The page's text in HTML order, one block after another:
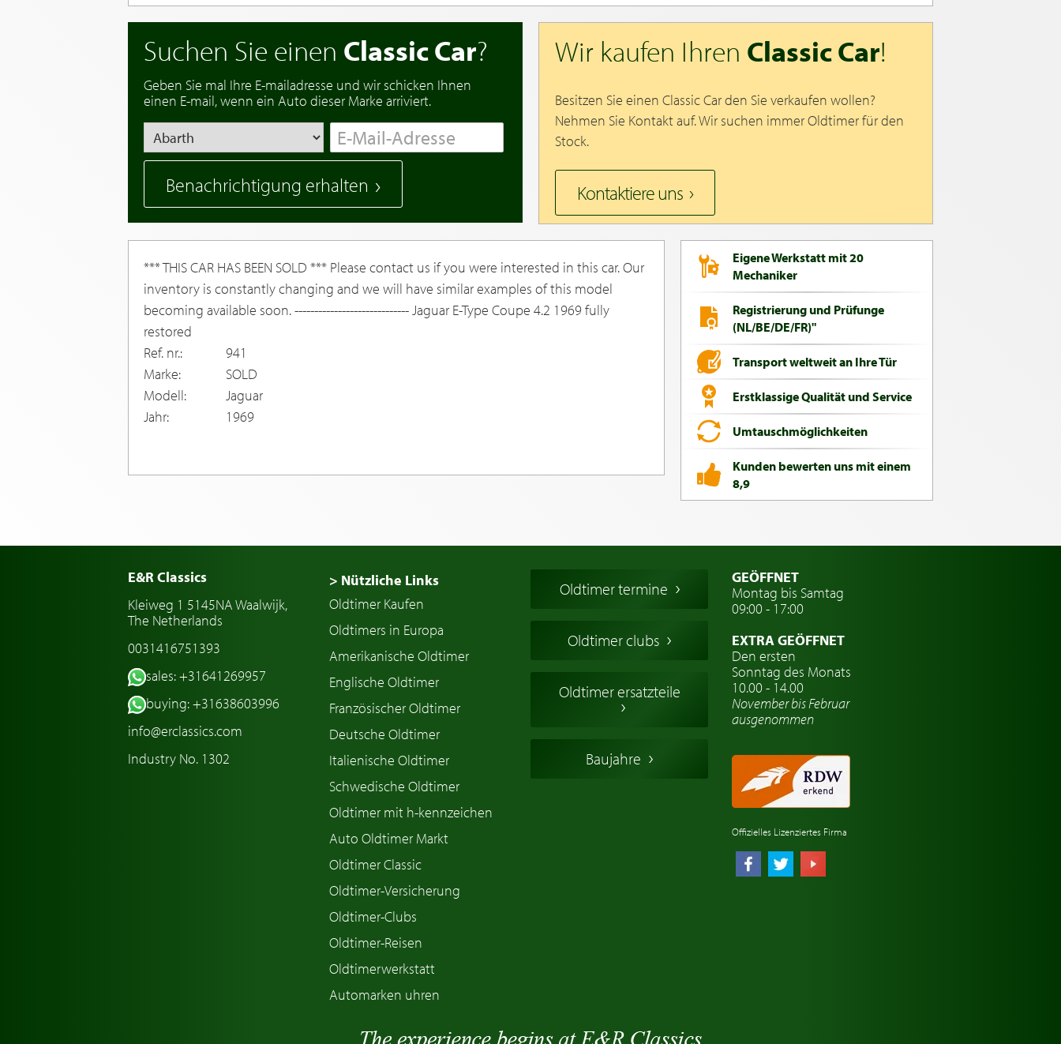
Suchen Sie einen Classic Car?
Geben Sie mal Ihre E-mailadresse und wir schicken Ihnen
einen E-mail, wenn ein Auto dieser Marke arriviert.
Benachrichtigung erhalten
Wir kaufen Ihren Classic Car!
Besitzen Sie einen Classic Car den Sie verkaufen wollen?
Nehmen Sie Kontakt auf. Wir suchen immer Oldtimer für den
Stock.
Kontaktiere uns
*** THIS CAR HAS BEEN SOLD *** Please contact us if you were interested in this car. Our
inventory is constantly changing and we will have similar examples of this model
becoming available soon. ----------------------------- Jaguar E-Type Coupe 4.2 1969 fully
restored
Ref. nr.:
941
Marke:
SOLD
Modell:
Jaguar
Jahr:
1969
Eigene Werkstatt mit 20
Mechaniker
Registrierung und Prüfunge
(NL/BE/DE/FR)"
Transport weltweit an Ihre Tür
Erstklassige Qualität und Service
Umtauschmöglichkeiten
Kunden bewerten uns mit einem
8,9
E&R Classics
Kleiweg 1 5145NA Waalwijk,
The Netherlands
0031416751393
sales: +31641269957
buying: +31638603996
info@erclassics.com
Industry No. 1302
> Nützliche Links
Oldtimer Kaufen
Oldtimers in Europa
Amerikanische Oldtimer
Englische Oldtimer
Französischer Oldtimer
Deutsche Oldtimer
Italienische Oldtimer
Schwedische Oldtimer
Oldtimer mit h-kennzeichen
Auto Oldtimer Markt
Oldtimer Classic
Oldtimer-Versicherung
Oldtimer-Clubs
Oldtimer-Reisen
Oldtimerwerkstatt
Automarken uhren
Oldtimer termine
Oldtimer clubs
Oldtimer ersatzteile
Baujahre
GEÖFFNET
Montag bis Samtag
09:00 - 17:00
EXTRA GEÖFFNET
Den ersten
Sonntag des Monats
10.00 - 14.00
November bis Februar
ausgenommen
Offizielles Lizenziertes Firma